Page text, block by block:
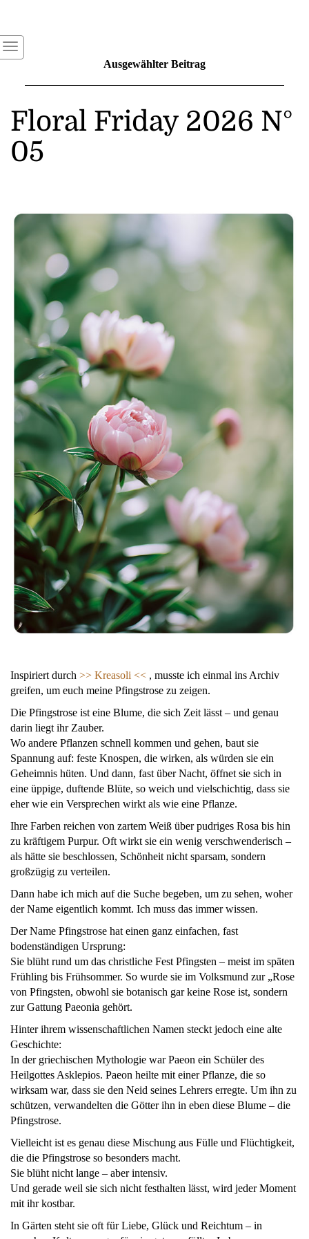
Ausgewählter Beitrag
Floral Friday 2026 N°
05
Inspiriert durch >> Kreasoli << , musste ich einmal ins Archiv
greifen, um euch meine Pfingstrose zu zeigen.
Die Pfingstrose ist eine Blume, die sich Zeit lässt – und genau
darin liegt ihr Zauber.
Wo andere Pflanzen schnell kommen und gehen, baut sie
Spannung auf: feste Knospen, die wirken, als würden sie ein
Geheimnis hüten. Und dann, fast über Nacht, öffnet sie sich in
eine üppige, duftende Blüte, so weich und vielschichtig, dass sie
eher wie ein Versprechen wirkt als wie eine Pflanze.
Ihre Farben reichen von zartem Weiß über pudriges Rosa bis hin
zu kräftigem Purpur. Oft wirkt sie ein wenig verschwenderisch –
als hätte sie beschlossen, Schönheit nicht sparsam, sondern
großzügig zu verteilen.
Dann habe ich mich auf die Suche begeben, um zu sehen, woher
der Name eigentlich kommt. Ich muss das immer wissen.
Der Name Pfingstrose hat einen ganz einfachen, fast
bodenständigen Ursprung:
Sie blüht rund um das christliche Fest Pfingsten – meist im späten
Frühling bis Frühsommer. So wurde sie im Volksmund zur „Rose
von Pfingsten, obwohl sie botanisch gar keine Rose ist, sondern
zur Gattung Paeonia gehört.
Hinter ihrem wissenschaftlichen Namen steckt jedoch eine alte
Geschichte:
In der griechischen Mythologie war Paeon ein Schüler des
Heilgottes Asklepios. Paeon heilte mit einer Pflanze, die so
wirksam war, dass sie den Neid seines Lehrers erregte. Um ihn zu
schützen, verwandelten die Götter ihn in eben diese Blume – die
Pfingstrose.
Vielleicht ist es genau diese Mischung aus Fülle und Flüchtigkeit,
die die Pfingstrose so besonders macht.
Sie blüht nicht lange – aber intensiv.
Und gerade weil sie sich nicht festhalten lässt, wird jeder Moment
mit ihr kostbar.
In Gärten steht sie oft für Liebe, Glück und Reichtum – in